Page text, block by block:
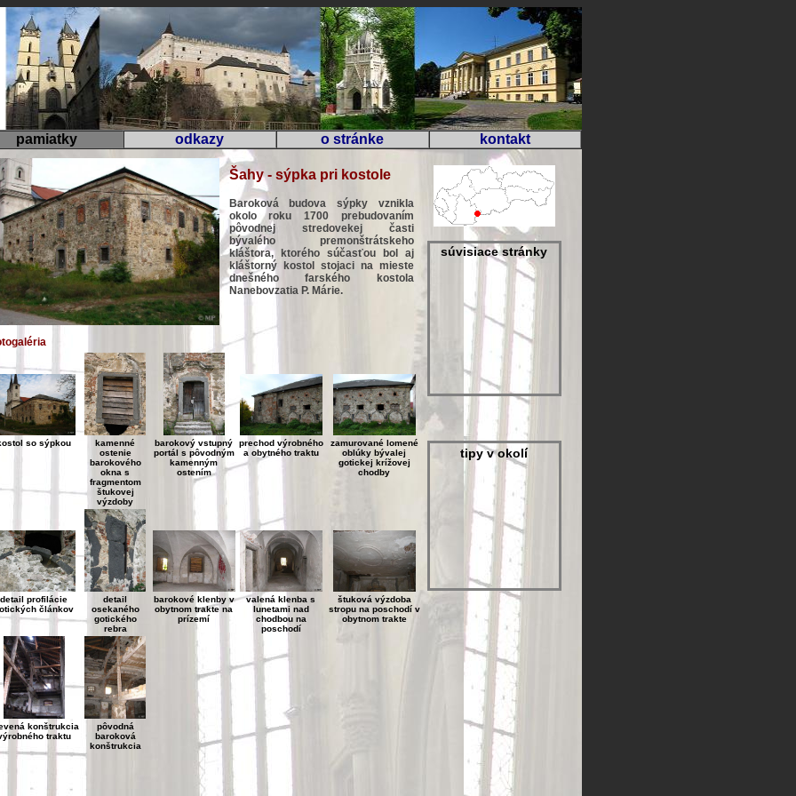
pamiatky odkazy o stránke kontakt
Šahy - sýpka pri kostole
Baroková budova sýpky vznikla
okolo roku 1700 prebudovaním
pôvodnej stredovekej časti
bývalého premonštrátskeho
kláštora, ktorého súčasťou bol aj
kláštorný kostol stojaci na mieste
dnešného farského kostola
Nanebovzatia P. Márie.
so sýpkou
kamenné
ostenie
barokového
okna s
fragmentom
štukovej
výzdoby
barokový vstupný
portál s pôvodným
kamenným
ostením
prechod výrobného
a obytného traktu
zamurované lomené
oblúky bývalej
gotickej krížovej
chodby
detail profilácie
článkov
detail
osekaného
gotického
rebra
barokové klenby v
obytnom trakte na
prízemí
valená klenba s
lunetami nad
chodbou na
poschodí
štuková výzdoba
stropu na poschodí v
obytnom trakte
konštrukcia
traktu
pôvodná
baroková
konštrukcia
súvisiace stránky
tipy v okolí